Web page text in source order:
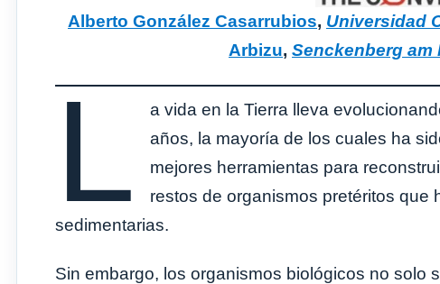
Alberto González Casarrubios, Universidad
Arbizu, Senckenberg am
L
a vida en la Tierra lleva
años, la mayoría de los cuales ha
mejores herramientas para
restos de organismos pretéritos que
sedimentarias.
Sin embargo, los organismos biológicos no solo